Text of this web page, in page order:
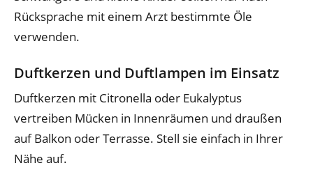
Rücksprache mit einem Arzt bestimmte Öle
verwenden.
Duftkerzen und Duftlampen im Einsatz
Duftkerzen mit Citronella oder Eukalyptus
vertreiben Mücken in Innenräumen und draußen
auf Balkon oder Terrasse. Stell sie einfach in Ihrer
Nähe auf.